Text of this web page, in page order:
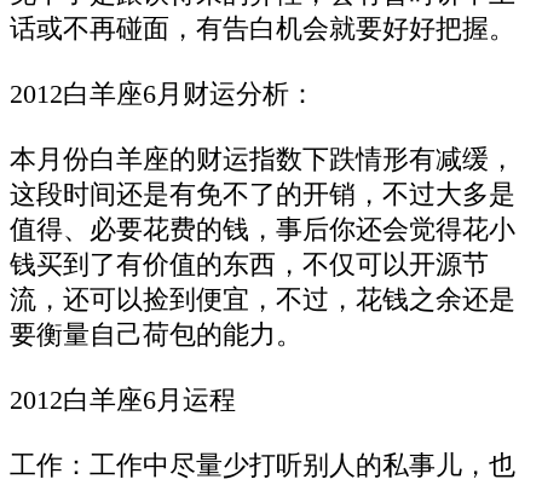
话或不再碰面，有告白机会就要好好把握。
2012白羊座6月财运分析：
本月份白羊座的财运指数下跌情形有减缓，
这段时间还是有免不了的开销，不过大多是
值得、必要花费的钱，事后你还会觉得花小
钱买到了有价值的东西，不仅可以开源节
流，还可以捡到便宜，不过，花钱之余还是
要衡量自己荷包的能力。
2012白羊座6月运程
工作：工作中尽量少打听别人的私事儿，也